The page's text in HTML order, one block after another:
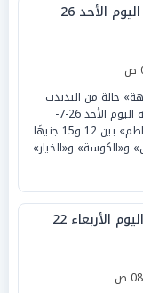
أسعار الخضروات والفاكهة اليوم الأحد 26
حالة من التذبذب
بداخل الأسواق الشعبية والتجارية اليوم الأحد 26-7-
2026؛ حيث تراوحت أسعار «الطماطم» بين 12 و15 جنيهًا
و«الخيار»
سعر الخضراوات والفاكهة اليوم الأربعاء 22